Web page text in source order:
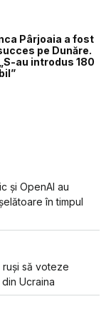
Pârjoaia a fost
pe Dunăre.
au introdus 180
și OpenAI au
în timpul
ruși să voteze
Ucraina